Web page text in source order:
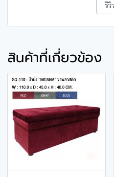
รีวิว
สินค้าที่เกี่ยวข้อง